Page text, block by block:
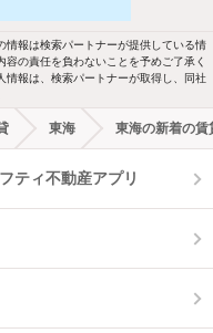
情報は検索パートナーが提供している情
の責任を負わないことを予めご了承く
情報は、検索パートナーが取得し、同社
東海 東海の新着の賃
ティ不動産アプリ